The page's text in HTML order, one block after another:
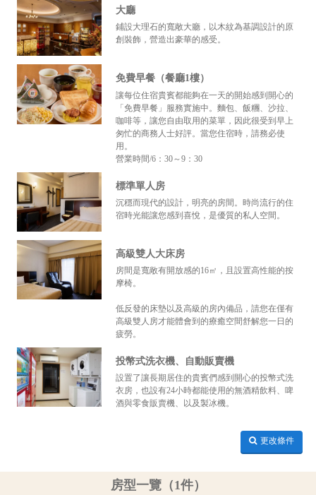
大廳
鋪設大理石的寬敞大廳，以木紋為基調設計的原
創裝飾，營造出豪華的感受。
免費早餐（餐廳1樓）
讓每位住宿貴賓都能夠在一天的開始感到開心的
「免費早餐」服務實施中。麵包、飯糰、沙拉、
咖啡等，讓您自由取用的菜單，因此很受到早上
匆忙的商務人士好評。當您住宿時，請務必使
用。
營業時間/6：30～9：30
標準單人房
沉穩而現代的設計，明亮的房間。時尚流行的住
宿時光能讓您感到喜悅，是優質的私人空間。
高級雙人大床房
房間是寬敞有開放感的16㎡，且設置高性能的按
摩椅。
低反發的床墊以及高級的房內備品，請您在僅有
高級雙人房才能體會到的療癒空間舒解您一日的
疲勞。
投幣式洗衣機、自動販賣機
設置了讓長期居住的貴賓們感到開心的投幣式洗
衣房，也設有24小時都能使用的無酒精飲料、啤
酒與零食販賣機、以及製冰機。
更改條件
房型一覽（1件）